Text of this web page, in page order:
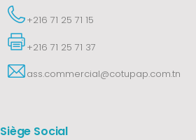
+216 71 25 71 15
+216 71 25 71 37
ass.commercial@cotupap.com.tn
Siège Social